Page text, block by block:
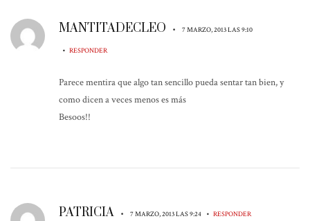
MANTITADECLEO • 7 MARZO, 2013 LAS 9:10
• RESPONDER
Parece mentira que algo tan sencillo pueda sentar tan bien, y
como dicen a veces menos es más
Besoos!!
PATRICIA • 7 MARZO, 2013 LAS 9:24 • RESPONDER